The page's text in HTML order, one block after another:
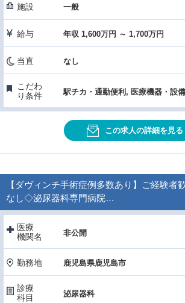
施設 一般
給与 年収 1,600万円 ～ 1,700万円
当直 なし
こだわ
り条件
駅チカ・通勤便利, 医療機器・設
この求人の詳細を見る
【ダヴィンチ手術症例多数あり】ご経験
なし◇泌尿器科専門病院…
医療
機関名
非公開
勤務地 鹿児島県鹿児島市
診療
科目
泌尿器科